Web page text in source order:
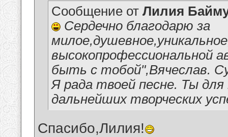
Сообщение от Лилия
Сердечно благодарю за
высокопрофессиональной
быть с тобой",Вячеслав.
Я рада твоей песне. Ты
дальнейших творческих
Спасибо,Лилия!